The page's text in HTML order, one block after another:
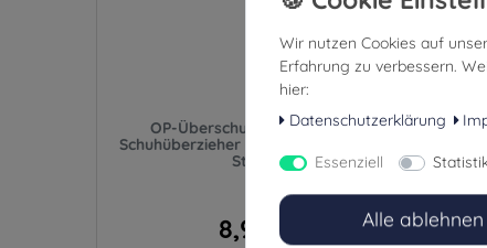
OP-Überschuhe Rutschfeste
Schuhüberzieher mit Elastikband (50
Stück)
8,99 €
Wir nutzen Cookies auf
Erfahrung zu verbessern.
hier:
Datenschutzerklärung
Essenziell
Alle ablehnen